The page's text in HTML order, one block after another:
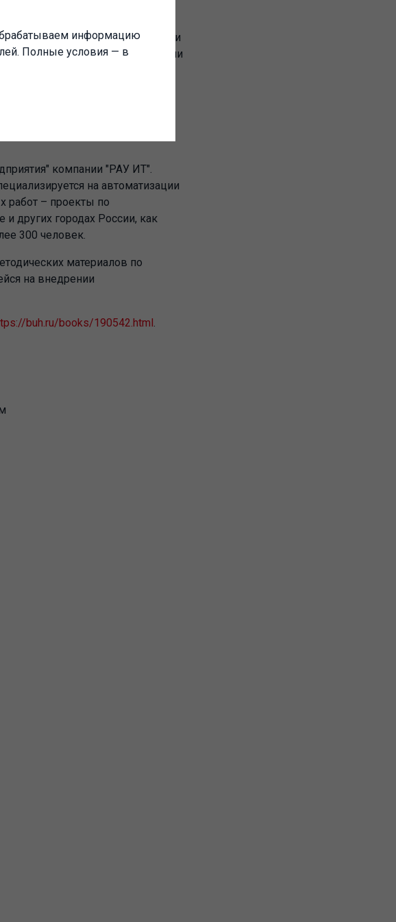
компаний, коммерческим
собой задачи от автоматизации
системы по управлению своими
"1С" для повышения
компании "РАУ ИТ".
на автоматизации
работ – проекты по
других городах России, как
300 человек.
материалов по
на внедрении
buh.ru/books/190542.html.
информацию
Полные условия — в